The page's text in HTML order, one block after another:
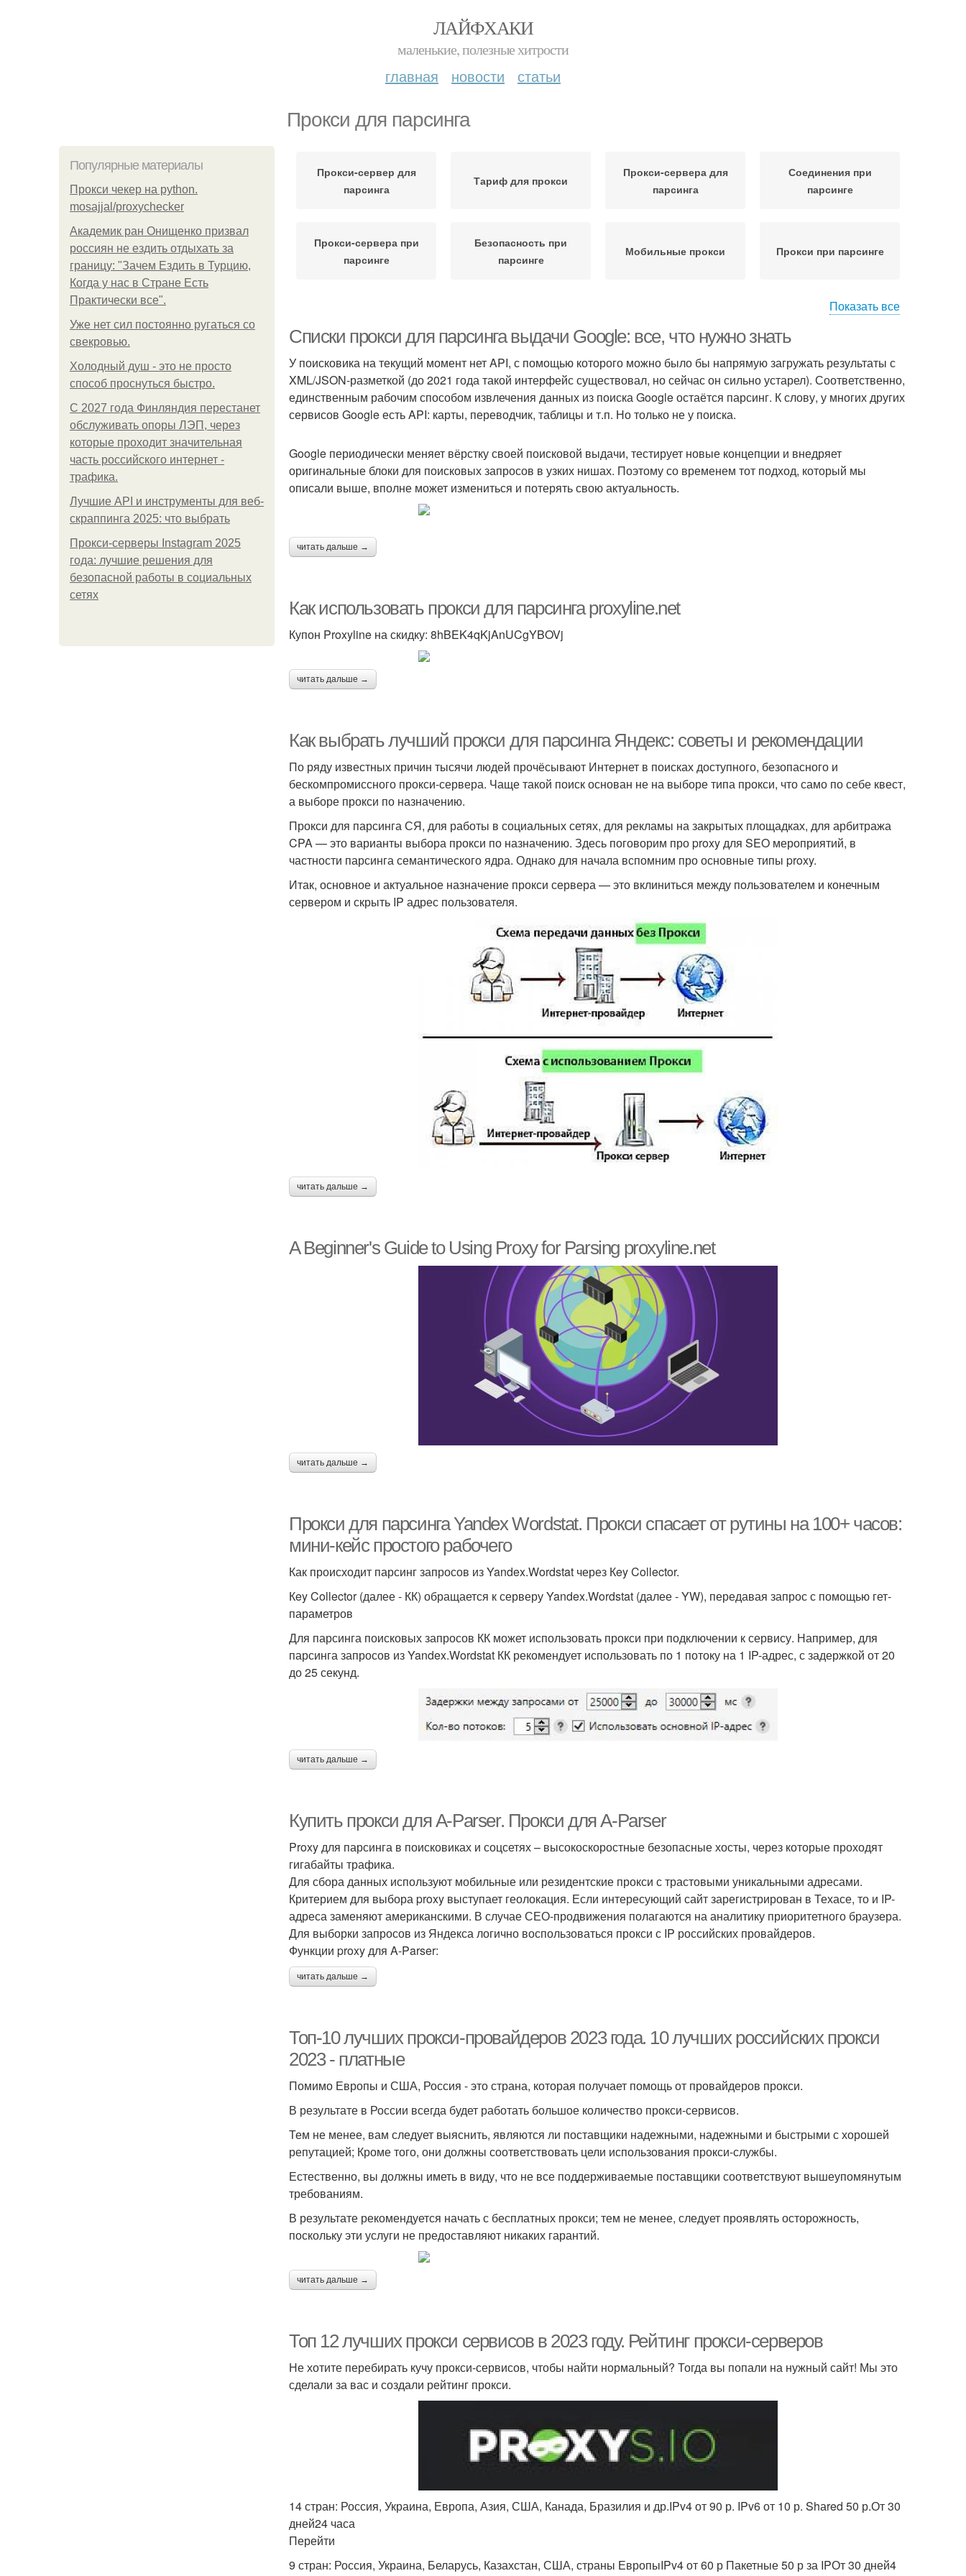
ЛАЙФХАКИ
маленькие, полезные хитрости
главная новости статьи
Прокси для парсинга
Популярные материалы
Прокси чекер на python.
mosajjal/proxychecker
Академик ран Онищенко призвал
россиян не ездить отдыхать за
границу: "Зачем Ездить в Турцию,
Когда у нас в Стране Есть
Практически все".
Уже нет сил постоянно ругаться со
свекровью.
Холодный душ - это не просто
способ проснуться быстро.
С 2027 года Финляндия перестанет
обслуживать опоры ЛЭП, через
которые проходит значительная
часть российского интернет -
трафика.
Лучшие API и инструменты для веб-
скраппинга 2025: что выбрать
Прокси-серверы Instagram 2025
года: лучшие решения для
безопасной работы в социальных
сетях
Прокси-сервер для
парсинга
Тариф для прокси
Прокси-сервера для
парсинга
Соединения при
парсинге
Прокси-сервера при
парсинге
Безопасность при
парсинге
Мобильные прокси Прокси при парсинге
Резидентные прокси Топовые прокси Прокси из рейтинга Новые прокси
Парсинг через прокси Прокси для проверки Прокси для агрегации Резидентские прокси
Показать все
Списки прокси для парсинга выдачи Google: все, что нужно знать
У поисковика на текущий момент нет API, с помощью которого можно было бы напрямую загружать результаты с
XML/JSON-разметкой (до 2021 года такой интерфейс существовал, но сейчас он сильно устарел). Соответственно,
единственным рабочим способом извлечения данных из поиска Google остаётся парсинг. К слову, у многих других
сервисов Google есть API: карты, переводчик, таблицы и т.п. Но только не у поиска.
Google периодически меняет вёрстку своей поисковой выдачи, тестирует новые концепции и внедряет
оригинальные блоки для поисковых запросов в узких нишах. Поэтому со временем тот подход, который мы
описали выше, вполне может измениться и потерять свою актуальность.
читать дальше →
Как использовать прокси для парсинга proxyline.net
Купон Proxyline на скидку: 8hBEK4qKjAnUCgYBOVj
читать дальше →
Как выбрать лучший прокси для парсинга Яндекс: советы и рекомендации
По ряду известных причин тысячи людей прочёсывают Интернет в поисках доступного, безопасного и
бескомпромиссного прокси-сервера. Чаще такой поиск основан не на выборе типа прокси, что само по себе квест,
а выборе прокси по назначению.
Прокси для парсинга СЯ, для работы в социальных сетях, для рекламы на закрытых площадках, для арбитража
CPA — это варианты выбора прокси по назначению. Здесь поговорим про proxy для SEO мероприятий, в
частности парсинга семантического ядра. Однако для начала вспомним про основные типы proxy.
Итак, основное и актуальное назначение прокси сервера — это вклиниться между пользователем и конечным
сервером и скрыть IP адрес пользователя.
читать дальше →
A Beginner's Guide to Using Proxy for Parsing proxyline.net
читать дальше →
Прокси для парсинга Yandex Wordstat. Прокси спасает от рутины на 100+ часов:
мини-кейс простого рабочего
Как происходит парсинг запросов из Yandex.Wordstat через Кey Collector.
Кey Collector (далее - КК) обращается к серверу Yandex.Wordstat (далее - YW), передавая запрос с помощью гет-
параметров
Для парсинга поисковых запросов КК может использовать прокси при подключении к сервису. Например, для
парсинга запросов из Yandex.Wordstat КК рекомендует использовать по 1 потоку на 1 IP-адрес, с задержкой от 20
до 25 секунд.
читать дальше →
Купить прокси для A-Parser. Прокси для A-Parser
Proxy для парсинга в поисковиках и соцсетях – высокоскоростные безопасные хосты, через которые проходят
гигабайты трафика.
Для сбора данных используют мобильные или резидентские прокси с трастовыми уникальными адресами.
Критерием для выбора proxy выступает геолокация. Если интересующий сайт зарегистрирован в Техасе, то и IP-
адреса заменяют американскими. В случае СЕО-продвижения полагаются на аналитику приоритетного браузера.
Для выборки запросов из Яндекса логично воспользоваться прокси с IP российских провайдеров.
Функции proxy для A-Parser:
читать дальше →
Топ-10 лучших прокси-провайдеров 2023 года. 10 лучших российских прокси
2023 - платные
Помимо Европы и США, Россия - это страна, которая получает помощь от провайдеров прокси.
В результате в России всегда будет работать большое количество прокси-сервисов.
Тем не менее, вам следует выяснить, являются ли поставщики надежными, надежными и быстрыми с хорошей
репутацией; Кроме того, они должны соответствовать цели использования прокси-службы.
Естественно, вы должны иметь в виду, что не все поддерживаемые поставщики соответствуют вышеупомянутым
требованиям.
В результате рекомендуется начать с бесплатных прокси; тем не менее, следует проявлять осторожность,
поскольку эти услуги не предоставляют никаких гарантий.
читать дальше →
Топ 12 лучших прокси сервисов в 2023 году. Рейтинг прокси-серверов
Не хотите перебирать кучу прокси-сервисов, чтобы найти нормальный? Тогда вы попали на нужный сайт! Мы это
сделали за вас и создали рейтинг прокси.
14 стран: Россия, Украина, Европа, Азия, США, Канада, Бразилия и др.IPv4 от 90 р. IPv6 от 10 р. Shаred 50 р.От 30
дней24 часа
Перейти
9 стран: Россия, Украина, Беларусь, Казахстан, США, страны ЕвропыIPv4 от 60 р Пакетные 50 р за IPОт 30 дней4